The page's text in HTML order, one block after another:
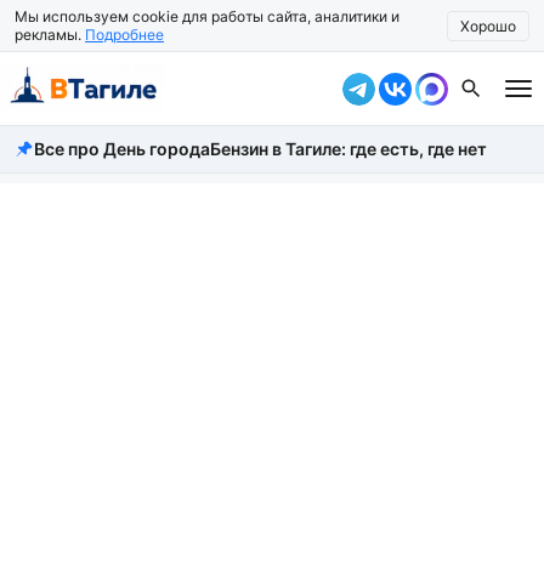
Мы используем cookie для работы сайта, аналитики и
рекламы. Подробнее Хорошо
Все новости
Все про День городаБензин в Тагиле: где есть, где нет